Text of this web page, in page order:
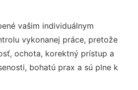
vašim individuálnym
vykonanej práce, pretože
ochota, korektný prístup a
bohatú prax a sú plne k